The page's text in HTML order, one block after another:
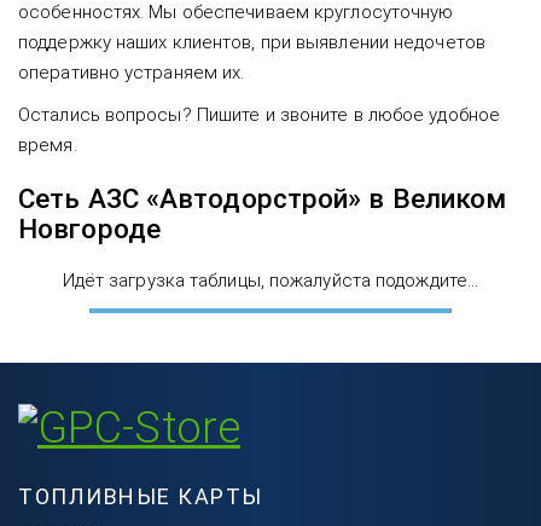
особенностях. Мы обеспечиваем круглосуточную
поддержку наших клиентов, при выявлении недочетов
оперативно устраняем их.
Остались вопросы? Пишите и звоните в любое удобное
время.
Сеть АЗС «Автодорстрой» в Великом
Новгороде
Идёт загрузка таблицы, пожалуйста подождите...
ТОПЛИВНЫЕ КАРТЫ